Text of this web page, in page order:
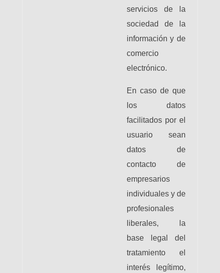
servicios de la
sociedad de la
información y de
comercio
electrónico.
En caso de que
los datos
facilitados por el
usuario sean
datos de
contacto de
empresarios
individuales y de
profesionales
liberales, la
base legal del
tratamiento el
interés legítimo,